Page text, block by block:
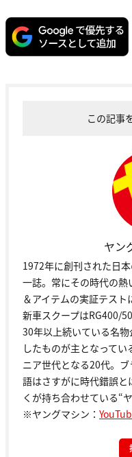
この記事
ヤン
1972年に創刊された日
一誌。常にその時代の
＆アイテムの実証テス
新車スクープはRG400/
30年以上続いている名
したものが主となって
ニア世代となる20代。
語はさすがに時代錯誤
くが持ち合わせている“
※ヤングマシン：